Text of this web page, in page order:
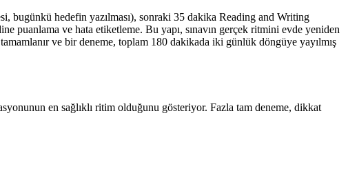
bugünkü hedefin yazılması), sonraki 35 dakika Reading and Writing
puanlama ve hata etiketleme. Bu yapı, sınavın gerçek ritmini evde yeniden
ve bir deneme, toplam 180 dakikada iki günlük döngüye yayılmış
en sağlıklı ritim olduğunu gösteriyor. Fazla tam deneme, dikkat